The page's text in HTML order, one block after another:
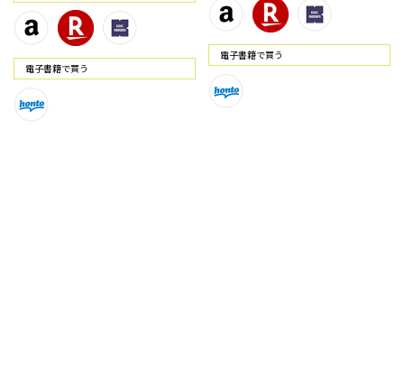
電⼦書籍で買う
電⼦書籍で買う